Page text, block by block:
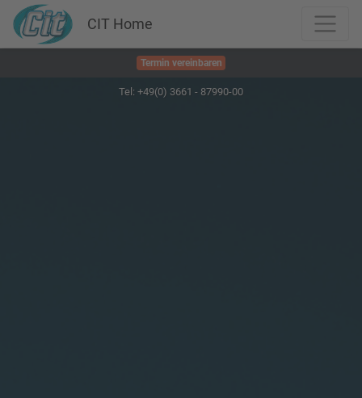
Termin vereinbaren
Tel: +49(0) 3661 - 87990-00
CIT Home